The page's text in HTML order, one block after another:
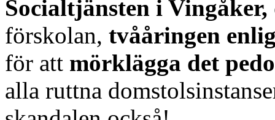
Socialtjänsten i Vingåker,
förskolan, tvååringen
för att mörklägga det
alla ruttna